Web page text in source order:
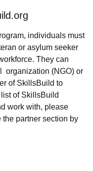
individuals must
or asylum seeker
They can
organization (NGO) or
of SkillsBuild to
of SkillsBuild
work with, please
the partner section by